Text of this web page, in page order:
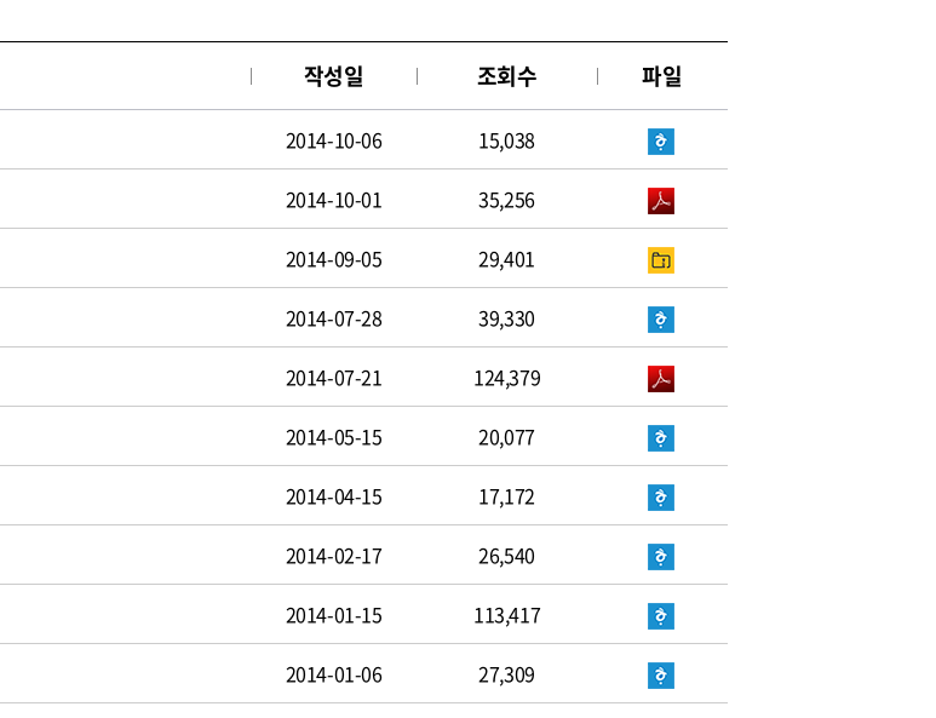
작성일 조회수 파일
2014-10-06 15,038
2014-10-01 35,256
2014-09-05 29,401
2014-07-28 39,330
2014-07-21 124,379
2014-05-15 20,077
2014-04-15 17,172
2014-02-17 26,540
2014-01-15 113,417
2014-01-06 27,309